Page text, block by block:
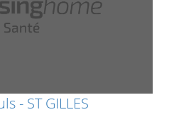
- ST GILLES